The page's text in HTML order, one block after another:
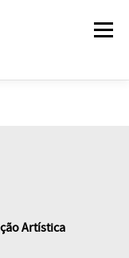
Menu
Artística